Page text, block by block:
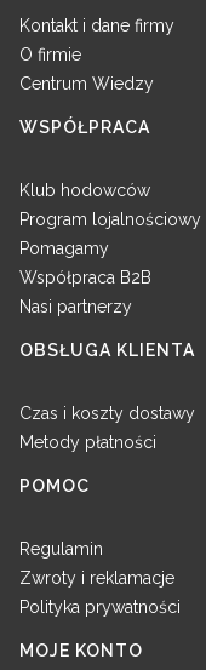
Kontakt i dane firmy
O firmie
Centrum Wiedzy
WSPÓŁPRACA
Klub hodowców
Program lojalnościowy
Pomagamy
Współpraca B2B
Nasi partnerzy
OBSŁUGA KLIENTA
Czas i koszty dostawy
Metody płatności
POMOC
Regulamin
Zwroty i reklamacje
Polityka prywatności
MOJE KONTO